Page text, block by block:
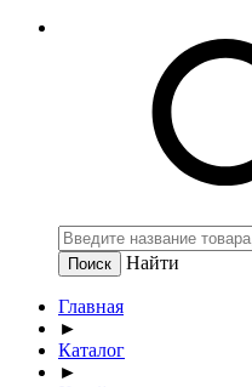
Найти
Главная
►
Каталог
►